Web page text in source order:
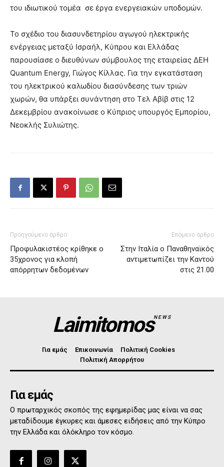
του ιδιωτικού τομέα σε έργα ενεργειακών υποδομών.
Το σχέδιο του διασυνδετηρίου αγωγού ηλεκτρικής
ενέργειας μεταξύ Ισραήλ, Κύπρου και Ελλάδας
παρουσίασε ο διευθύνων σύμβουλος της εταιρείας ΔΕΗ
Quantum Energy, Γιώγος Κίλλας. Για την εγκατάσταση
του ηλεκτρικού καλωδίου διασύνδεσης των τριών
χωρών, θα υπάρξει συνάντηση στο Τελ Αβίβ στις 12
Δεκεμβρίου ανακοίνωσε ο Κύπριος υπουργός Εμπορίου,
Νεοκλής Συλιώτης.
Προηγούμενο άρθρο
Προφυλακιστέος κρίθηκε ο
35χρονος για κλοπή
απόρρητων δεδομένων
Επόμενο άρθρο
Στην Ιταλία ο Παναθηναϊκός
αντιμετωπίζει την Καντού
στις 21.00
LaimitomosNEWS
Για εμάς Επικοινωνία
Πολιτική Cookies
Πολιτική Απορρήτου
Για εμάς
Ο πρωταρχικός σκοπός της εφημερίδας μας είναι να σας
μεταδίδουμε έγκυρες και άμεσες ειδήσεις από την Κύπρο
την Ελλάδα και όλόκληρο τον κόσμο.